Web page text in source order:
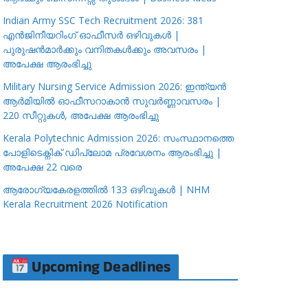
Indian Army SSC Tech Recruitment 2026: 381
എൻജിനീയറിംഗ് ഓഫീസർ ഒഴിവുകൾ |
പുരുഷൻമാർക്കും വനിതകൾക്കും അവസരം |
അപേക്ഷ ആരംഭിച്ചു
Military Nursing Service Admission 2026: ഇന്ത്യൻ
ആർമിയിൽ ഓഫീസറാകാൻ സുവർണ്ണാവസരം |
220 സീറ്റുകൾ, അപേക്ഷ ആരംഭിച്ചു
Kerala Polytechnic Admission 2026: സംസ്ഥാനത്തെ
പോളിടെക്നിക് ഡിപ്ലോമ പ്രവേശനം ആരംഭിച്ചു |
അപേക്ഷ 22 വരെ
ആരോഗ്യകേരളത്തിൽ 133 ഒഴിവുകൾ | NHM
Kerala Recruitment 2026 Notification
Upcoming Deadlines